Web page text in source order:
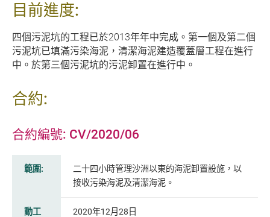
目前進度:
四個污泥坑的工程已於2013年年中完成。第一個及第二個
污泥坑已填滿污染海泥，清潔海泥建造覆蓋層工程在進行
中。於第三個污泥坑的污泥卸置在進行中。
合約:
合約編號: CV/2020/06
範圍:
二十四小時管理沙洲以東的海泥卸置設施，以
接收污染海泥及清潔海泥。
動工
2020年12月28日